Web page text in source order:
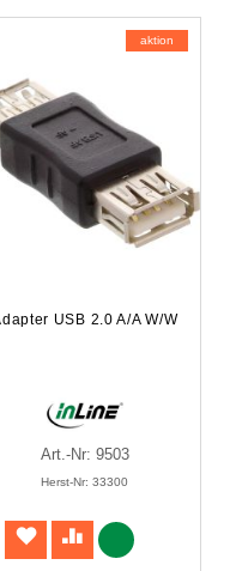
aktion
USB 2.0 A/A W/W
Art.-Nr: 9503
Herst-Nr: 33300